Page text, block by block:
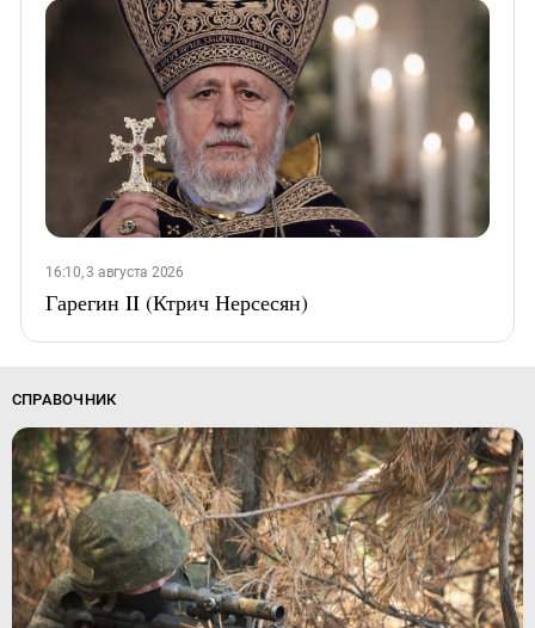
16:10, 3 августа 2026
Гарегин II (Ктрич Нерсесян)
СПРАВОЧНИК